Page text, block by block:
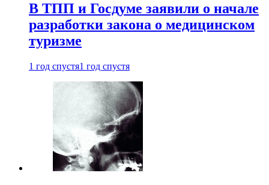
В ТПП и Госдуме заявили о начале
разработки закона о медицинском
туризме
1 год спустя1 год спустя